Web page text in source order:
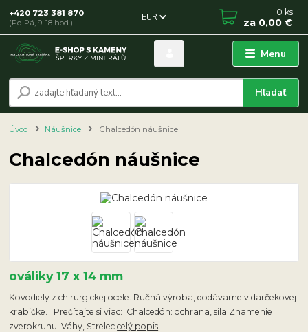
Menu
EUR
Hľadať
+420 723 381 870
(Po-Pá, 9-18 hod.)
0 ks
za 0,00 €
Úvod Náušnice Chalcedón náušnice
Chalcedón náušnice
ováliky 17 x 14 mm
Kovodiely z chirurgickej ocele. Ručná výroba, dodávame v darčekovej
krabičke. Prečítajte si viac: Chalcedón: ochrana, sila Znamenie
zverokruhu: Váhy, Streleccelý popis